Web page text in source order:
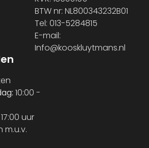
BTW nr: NL800343232B01
Tel: 013-5284815
E-mail:
Info@kooskluytmans.nl
10:00 -
uur
m.u.v.